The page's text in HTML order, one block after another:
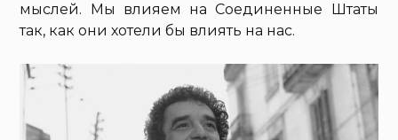
мыслей. Мы влияем на Соединенные Штаты
так, как они хотели бы влиять на нас.